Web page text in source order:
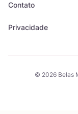
Contato
Privacidade
© 2026 Belas